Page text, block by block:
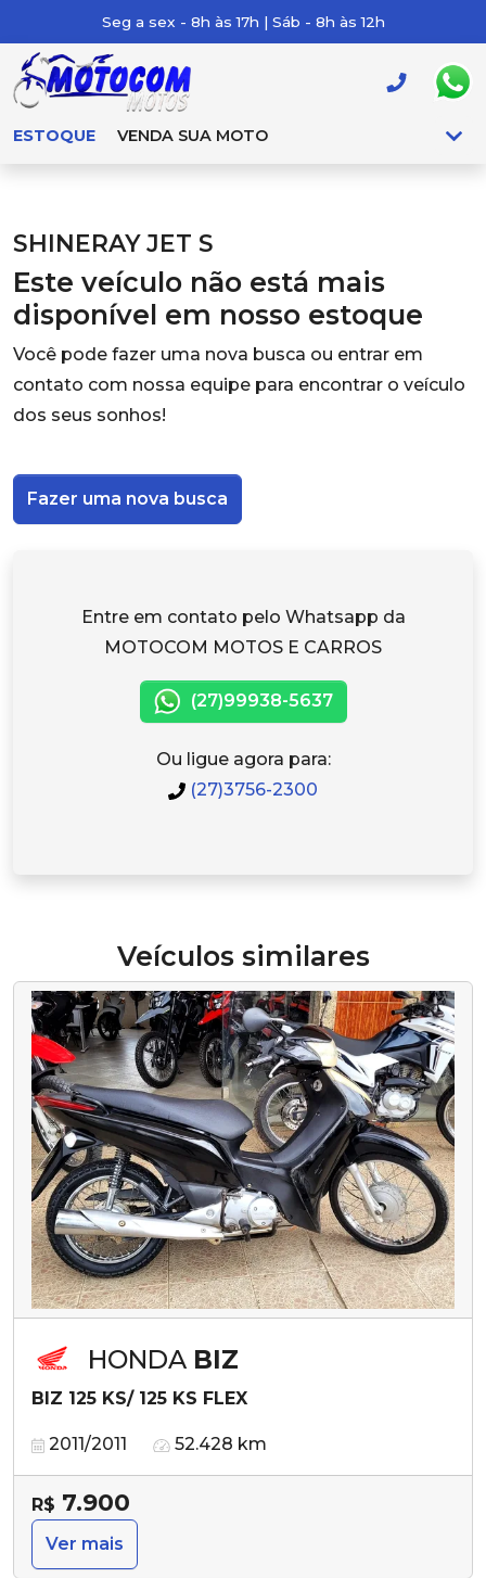
Seg a sex - 8h às 17h | Sáb - 8h às 12h
ESTOQUE VENDA SUA MOTO
SHINERAY JET S
Este veículo não está mais
disponível em nosso estoque
Você pode fazer uma nova busca ou entrar em
contato com nossa equipe para encontrar o veículo
dos seus sonhos!
Fazer uma nova busca
Entre em contato pelo Whatsapp da
MOTOCOM MOTOS E CARROS
(27)99938-5637
Ou ligue agora para:
(27)3756-2300
Veículos similares
HONDA BIZ
BIZ 125 KS/ 125 KS FLEX
2011/2011 52.428 km
R$ 7.900
Ver mais